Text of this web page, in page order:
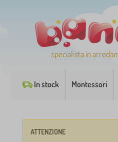
specialista in
In stock Montessori
ATTENZIONE